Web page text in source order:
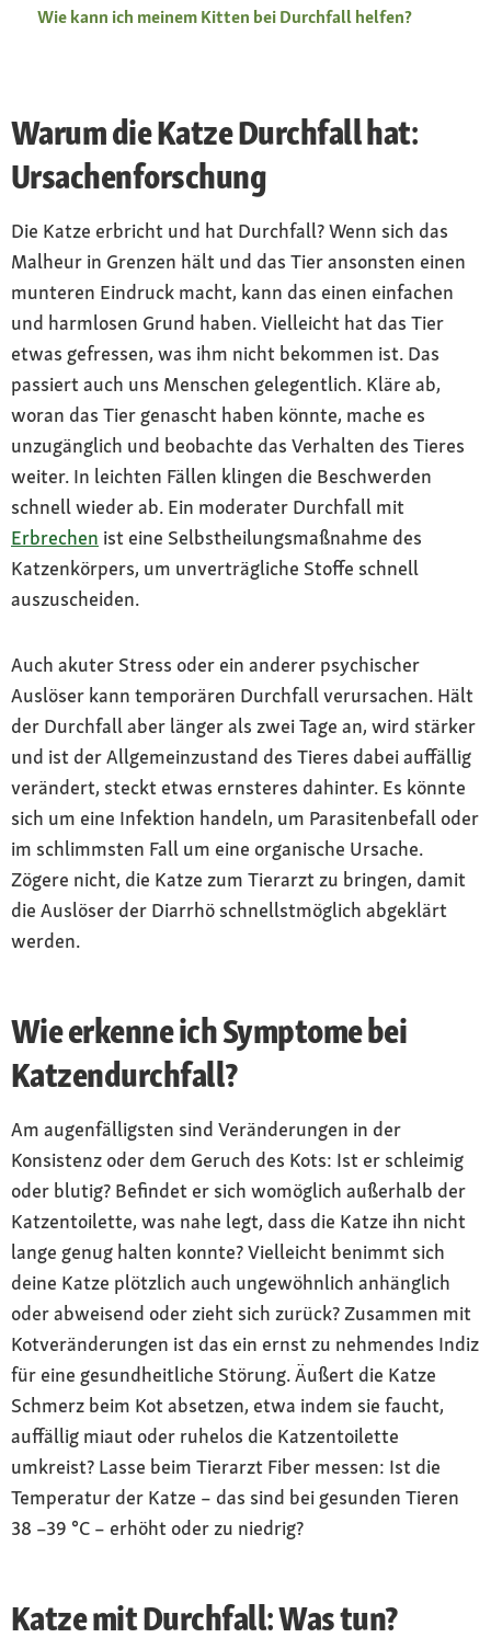
Wie kann ich meinem Kitten bei Durchfall helfen?
Warum die Katze Durchfall hat:
Ursachenforschung
Die Katze erbricht und hat Durchfall? Wenn sich das
Malheur in Grenzen hält und das Tier ansonsten einen
munteren Eindruck macht, kann das einen einfachen
und harmlosen Grund haben. Vielleicht hat das Tier
etwas gefressen, was ihm nicht bekommen ist. Das
passiert auch uns Menschen gelegentlich. Kläre ab,
woran das Tier genascht haben könnte, mache es
unzugänglich und beobachte das Verhalten des Tieres
weiter. In leichten Fällen klingen die Beschwerden
schnell wieder ab. Ein moderater Durchfall mit
Erbrechen ist eine Selbstheilungsmaßnahme des
Katzenkörpers, um unverträgliche Stoffe schnell
auszuscheiden.
Auch akuter Stress oder ein anderer psychischer
Auslöser kann temporären Durchfall verursachen. Hält
der Durchfall aber länger als zwei Tage an, wird stärker
und ist der Allgemeinzustand des Tieres dabei auffällig
verändert, steckt etwas ernsteres dahinter. Es könnte
sich um eine Infektion handeln, um Parasitenbefall oder
im schlimmsten Fall um eine organische Ursache.
Zögere nicht, die Katze zum Tierarzt zu bringen, damit
die Auslöser der Diarrhö schnellstmöglich abgeklärt
werden.
Wie erkenne ich Symptome bei
Katzendurchfall?
Am augenfälligsten sind Veränderungen in der
Konsistenz oder dem Geruch des Kots: Ist er schleimig
oder blutig? Befindet er sich womöglich außerhalb der
Katzentoilette, was nahe legt, dass die Katze ihn nicht
lange genug halten konnte? Vielleicht benimmt sich
deine Katze plötzlich auch ungewöhnlich anhänglich
oder abweisend oder zieht sich zurück? Zusammen mit
Kotveränderungen ist das ein ernst zu nehmendes Indiz
für eine gesundheitliche Störung. Äußert die Katze
Schmerz beim Kot absetzen, etwa indem sie faucht,
auffällig miaut oder ruhelos die Katzentoilette
umkreist? Lasse beim Tierarzt Fiber messen: Ist die
Temperatur der Katze – das sind bei gesunden Tieren
38 –39 °C – erhöht oder zu niedrig?
Katze mit Durchfall: Was tun?